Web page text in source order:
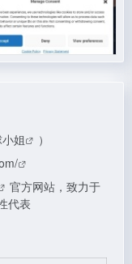
姐
）
官方网站，致力于
代表